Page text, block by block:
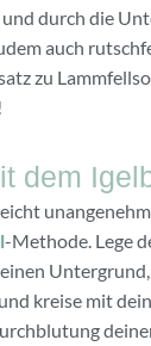
durch die
auch
zu
dem
-Methode. Lege
kreise mit